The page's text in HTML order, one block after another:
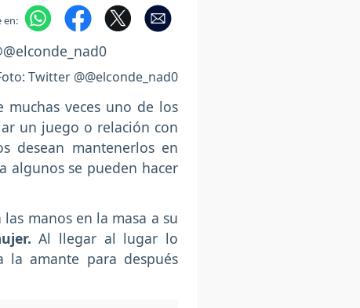
en:
Twitter @@elconde_nad0
muchas veces uno de los
un juego o relación con
desean mantenerlos en
algunos se pueden hacer
manos en la masa a su
Al llegar al lugar lo
la amante para después